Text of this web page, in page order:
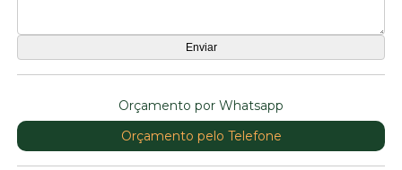
Orçamento por Whatsapp
Orçamento pelo Telefone